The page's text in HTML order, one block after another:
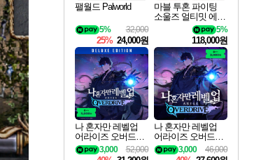
팰월드 Palworld
32,000
5%
25% 24,000원
마블 투혼 파이팅
소울즈 얼티밋 에디
션 예약구매 MARV
EL Tokon Fighting S
ouls Ultimate Edition
Pre-Purchase
5%
118,000원
나 혼자만 레벨업
어라이즈 오버드라
이브 디럭스 에디션
Solo Leveling Arise
52,000
3,000
나 혼자만 레벨업
어라이즈 오버드라
이브 Solo Leveling A
rise
46,000
3,000